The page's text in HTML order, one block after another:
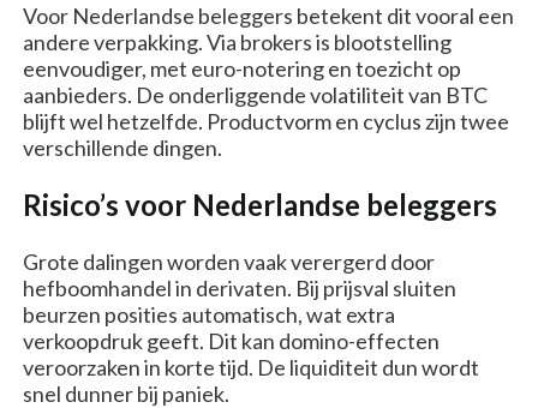
Voor Nederlandse beleggers betekent dit vooral een
andere verpakking. Via brokers is blootstelling
eenvoudiger, met euro-notering en toezicht op
aanbieders. De onderliggende volatiliteit van BTC
blijft wel hetzelfde. Productvorm en cyclus zijn twee
verschillende dingen.
Risico’s voor Nederlandse beleggers
Grote dalingen worden vaak verergerd door
hefboomhandel in derivaten. Bij prijsval sluiten
beurzen posities automatisch, wat extra
verkoopdruk geeft. Dit kan domino-effecten
veroorzaken in korte tijd. De liquiditeit dun wordt
snel dunner bij paniek.